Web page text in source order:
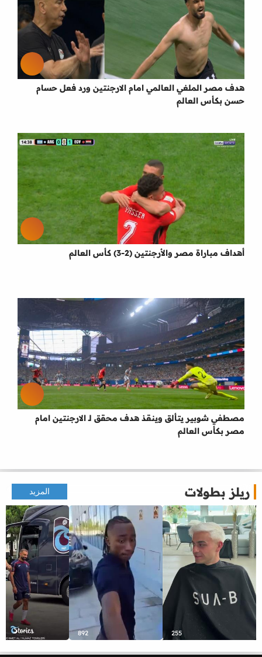
هدف مصر الملغي العالمي امام الارجنتين ورد فعل حسام
حسن بكأس العالم
أهداف مباراة مصر والأرجنتين (2-3) كأس العالم
مصطفي شوبير يتألق وينقذ هدف محقق لـ الارجنتين امام
مصر بكأس العالم
ريلز بطولات المزيد
255
892